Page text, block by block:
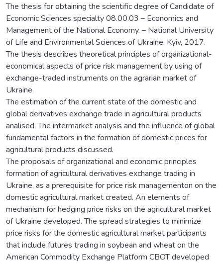
The thesis for obtaining the scientific degree of Candidate of
Economic Sciences specialty 08.00.03 – Economics and
Management of the National Economy. – National University
of Life and Environmental Sciences of Ukraine, Kyiv, 2017.
The thesis describes theoretical principles of organizational-
economical aspects of price risk management by using of
exchange-traded instruments on the agrarian market of
Ukraine.
The estimation of the current state of the domestic and
global derivatives exchange trade in agricultural products
analised. The intermarket analysis and the influence of global
fundamental factors in the formation of domestic prices for
agricultural products discussed.
The proposals of organizational and economic principles
formation of agricultural derivatives exchange trading in
Ukraine, as a prerequisite for price risk managementon on the
domestic agricultural market created. An elements of
mechanism for hedging price risks on the agricultural market
of Ukraine developed. The spread strategies to minimize
price risks for the domestic agricultural market participants
that include futures trading in soybean and wheat on the
American Commodity Exchange Platform CBOT developed